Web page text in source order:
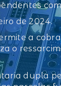
de 2024.
a
o
dupla